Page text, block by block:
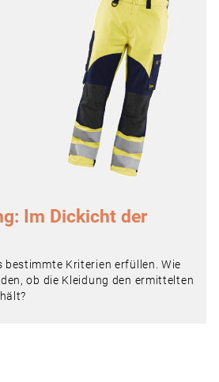
Im Dickicht der
bestimmte Kriterien erfüllen. Wie
ob die Kleidung den ermittelten